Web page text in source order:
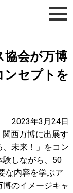
協会が万博
ンセプトを
2023年3月24日
西万博に出展す
未来！」をコン
験しながら、50
な内容を学ぶア
博のイメージキャ